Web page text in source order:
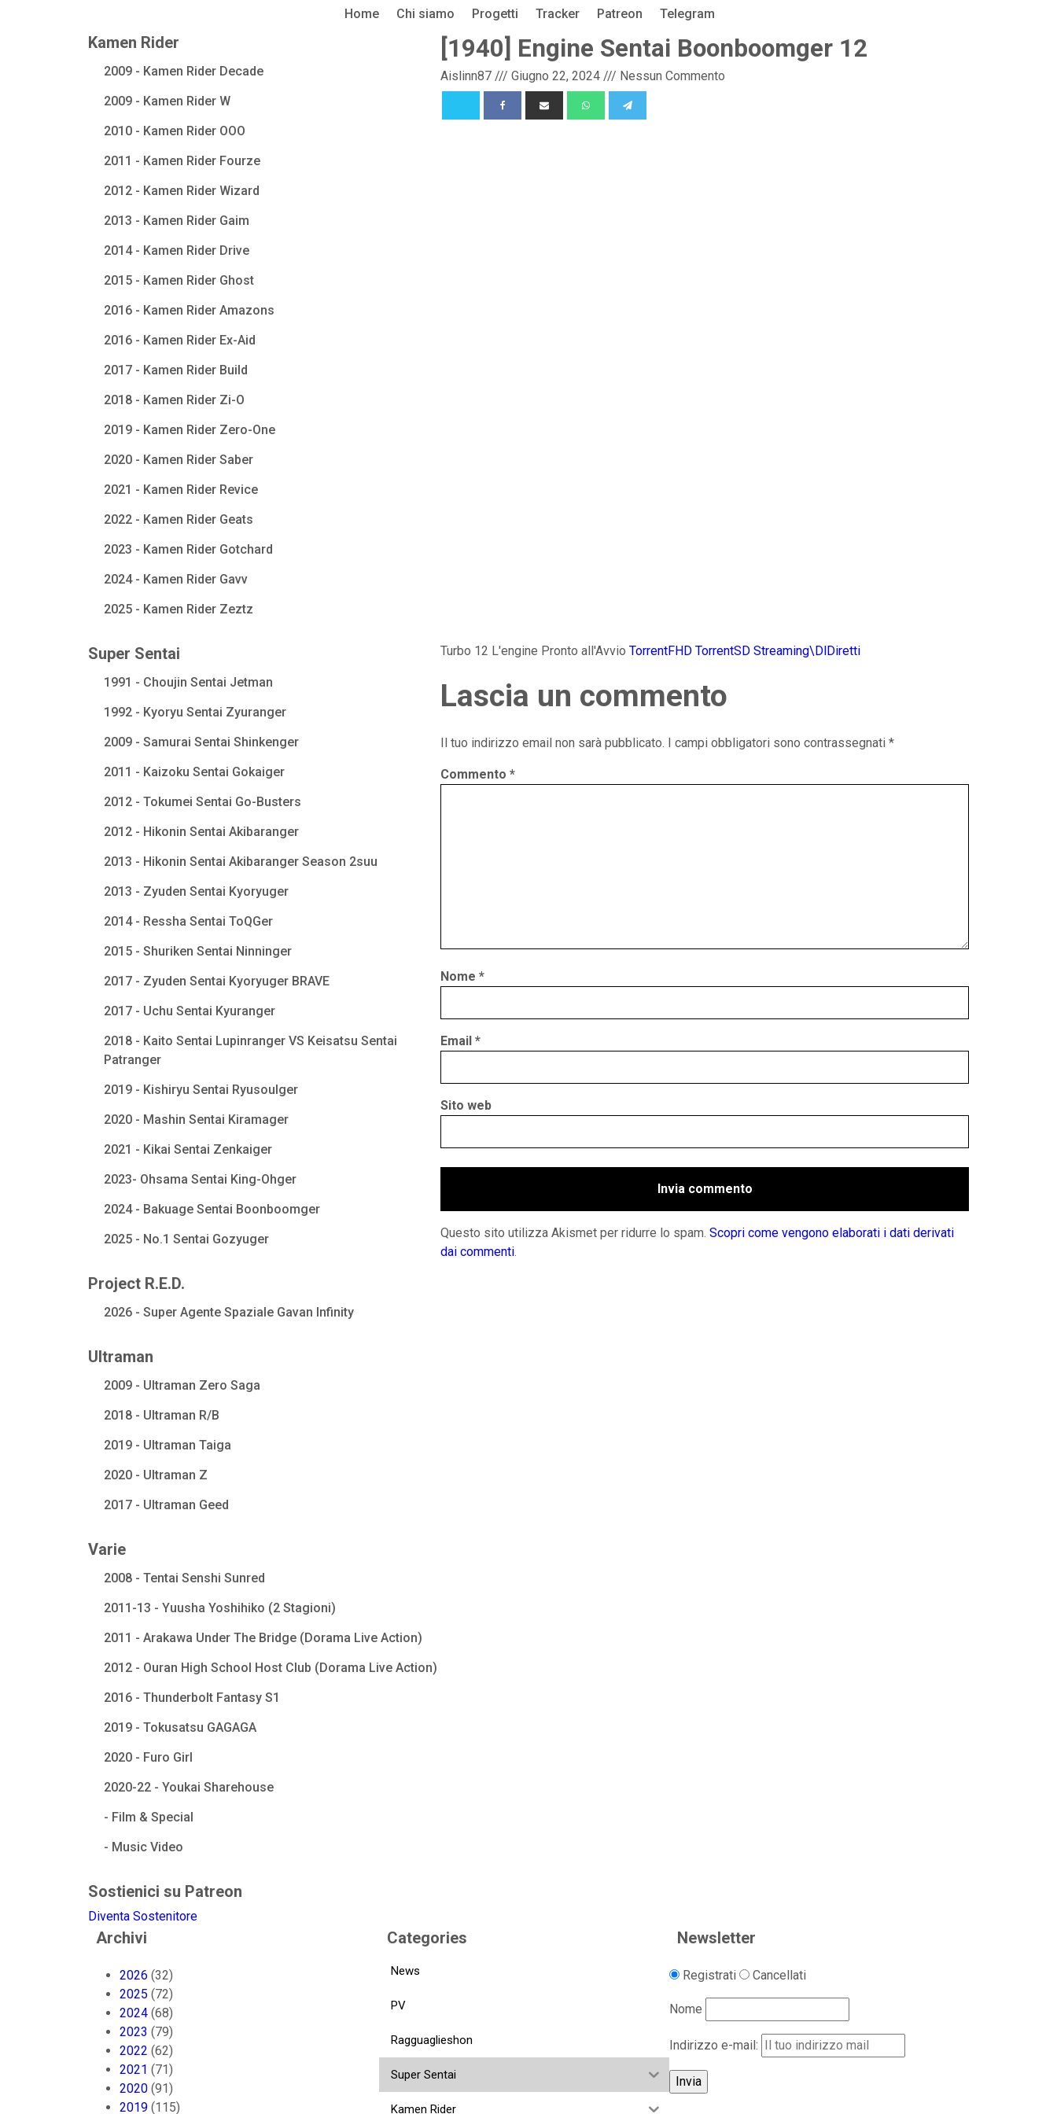
Home Chi siamo Progetti Tracker Patreon Telegram
Kamen Rider
2009 - Kamen Rider Decade
2009 - Kamen Rider W
2010 - Kamen Rider OOO
2011 - Kamen Rider Fourze
2012 - Kamen Rider Wizard
2013 - Kamen Rider Gaim
2014 - Kamen Rider Drive
2015 - Kamen Rider Ghost
2016 - Kamen Rider Amazons
2016 - Kamen Rider Ex-Aid
2017 - Kamen Rider Build
2018 - Kamen Rider Zi-O
2019 - Kamen Rider Zero-One
2020 - Kamen Rider Saber
2021 - Kamen Rider Revice
2022 - Kamen Rider Geats
2023 - Kamen Rider Gotchard
2024 - Kamen Rider Gavv
2025 - Kamen Rider Zeztz
Super Sentai
1991 - Choujin Sentai Jetman
1992 - Kyoryu Sentai Zyuranger
2009 - Samurai Sentai Shinkenger
2011 - Kaizoku Sentai Gokaiger
2012 - Tokumei Sentai Go-Busters
2012 - Hikonin Sentai Akibaranger
2013 - Hikonin Sentai Akibaranger Season 2suu
2013 - Zyuden Sentai Kyoryuger
2014 - Ressha Sentai ToQGer
2015 - Shuriken Sentai Ninninger
2017 - Zyuden Sentai Kyoryuger BRAVE
2017 - Uchu Sentai Kyuranger
2018 - Kaito Sentai Lupinranger VS Keisatsu Sentai
Patranger
2019 - Kishiryu Sentai Ryusoulger
2020 - Mashin Sentai Kiramager
2021 - Kikai Sentai Zenkaiger
2023- Ohsama Sentai King-Ohger
2024 - Bakuage Sentai Boonboomger
2025 - No.1 Sentai Gozyuger
Project R.E.D.
2026 - Super Agente Spaziale Gavan Infinity
Ultraman
2009 - Ultraman Zero Saga
2018 - Ultraman R/B
2019 - Ultraman Taiga
2020 - Ultraman Z
2017 - Ultraman Geed
Varie
2008 - Tentai Senshi Sunred
2011-13 - Yuusha Yoshihiko (2 Stagioni)
2011 - Arakawa Under The Bridge (Dorama Live Action)
2012 - Ouran High School Host Club (Dorama Live Action)
2016 - Thunderbolt Fantasy S1
2019 - Tokusatsu GAGAGA
2020 - Furo Girl
2020-22 - Youkai Sharehouse
- Film & Special
- Music Video
Sostienici su Patreon
Diventa Sostenitore
[1940] Engine Sentai Boonboomger 12
Aislinn87 /// Giugno 22, 2024 /// Nessun Commento
Turbo 12 L'engine Pronto all'Avvio TorrentFHD TorrentSD Streaming\DlDiretti
Lascia un commento
Il tuo indirizzo email non sarà pubblicato. I campi obbligatori sono contrassegnati *
Commento *
Nome *
Email *
Sito web
Questo sito utilizza Akismet per ridurre lo spam. Scopri come vengono elaborati i dati derivati
dai commenti.
Archivi
2026 (32)
2025 (72)
2024 (68)
2023 (79)
2022 (62)
2021 (71)
2020 (91)
2019 (115)
Categories
News
PV
Ragguaglieshon
Super Sentai
Kamen Rider
Newsletter
Registrati Cancellati
Nome
Indirizzo e-mail: